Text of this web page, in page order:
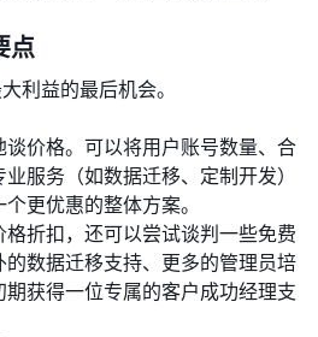
点
利益的最后机会。
谈价格。可以将用户账号数量、合
服务（如数据迁移、定制开发）
更优惠的整体方案。
格折扣，还可以尝试谈判一些免费
数据迁移支持、更多的管理员培
获得一位专属的客户成功经理支